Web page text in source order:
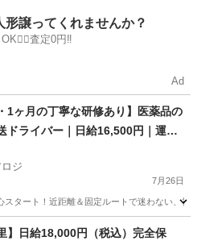
手数料
形譲ってくれませんか？
査定0円‼️
Ad
1ヶ月の丁寧な研修あり】医薬品の
ドライバー｜日給16,500円｜運転
前後と少なめ！｜江東区辰巳発
ジ
7月26日
スタート！近距離＆固定ルートで迷わない、
荷物】日給18,000円（税込）完全保